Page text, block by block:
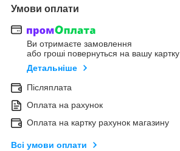
Умови оплати
Ви отримаєте замовлення
або гроші повернуться на вашу картку
Детальніше
Післяплата
Оплата на рахунок
Оплата на картку рахунок магазину
Всі умови оплати